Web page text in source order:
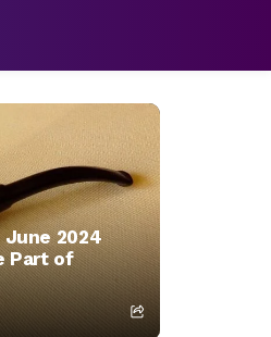
June 2024
Part of